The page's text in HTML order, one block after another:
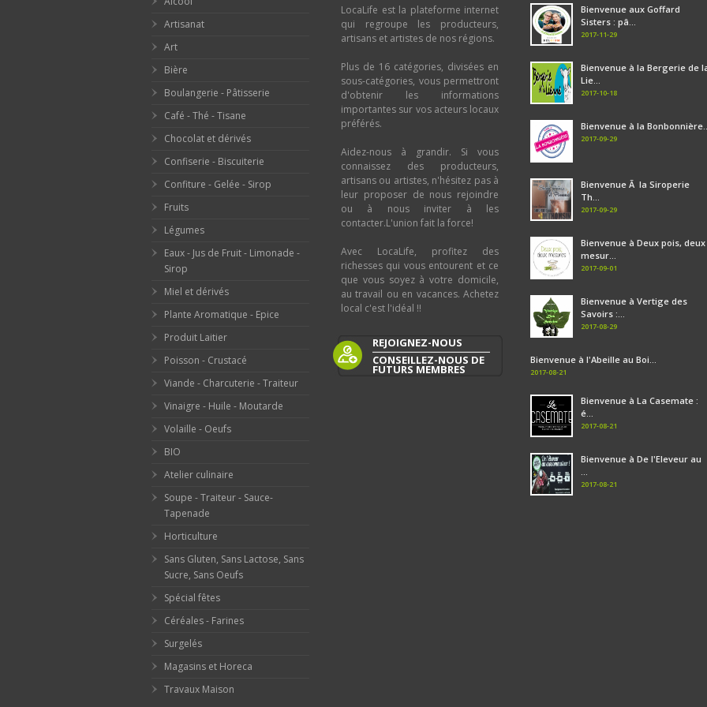
Artisanat
Art
Bière
Boulangerie - Pâtisserie
Café - Thé - Tisane
Chocolat et dérivés
Confiserie - Biscuiterie
Confiture - Gelée - Sirop
Fruits
Légumes
Eaux - Jus de Fruit - Limonade -
Sirop
Miel et dérivés
Plante Aromatique - Epice
Produit Laitier
Poisson - Crustacé
Viande - Charcuterie - Traiteur
Vinaigre - Huile - Moutarde
Volaille - Oeufs
BIO
Atelier culinaire
Soupe - Traiteur - Sauce-
Tapenade
Horticulture
Sans Gluten, Sans Lactose, Sans
Sucre, Sans Oeufs
Spécial fêtes
Céréales - Farines
Surgelés
Magasins et Horeca
Travaux Maison
LocaLife est la plateforme internet
qui regroupe les producteurs,
artisans et artistes de nos régions.
Plus de 16 catégories, divisées en
sous-catégories, vous permettront
d'obtenir les informations
importantes sur vos acteurs locaux
préférés.
Aidez-nous à grandir. Si vous
connaissez des producteurs,
artisans ou artistes, n'hésitez pas à
leur proposer de nous rejoindre
ou à nous inviter à les
contacter.L'union fait la force!
Avec LocaLife, profitez des
richesses qui vous entourent et ce
que vous soyez à votre domicile,
au travail ou en vacances. Achetez
local c'est l'idéal !!
REJOIGNEZ-NOUS
CONSEILLEZ-NOUS DE
FUTURS MEMBRES
Bienvenue aux Goffard
Sisters : pâ...
2017-11-29
Bienvenue à la Bergerie de
Lie...
2017-10-18
Bienvenue à la
2017-09-29
Bienvenue Ã la Siroperie
Th...
2017-09-29
Bienvenue à Deux pois, deux
mesur...
2017-09-01
Bienvenue à Vertige des
Savoirs :...
2017-08-29
Bienvenue à l'Abeille au Boi...
2017-08-21
Bienvenue à La Casemate :
é...
2017-08-21
Bienvenue à De l'Eleveur au
...
2017-08-21